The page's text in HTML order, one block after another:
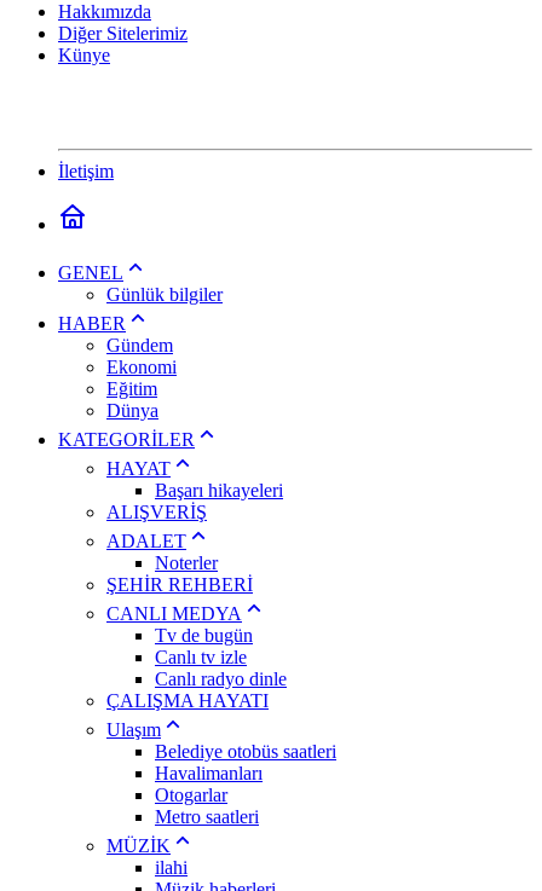
Hakkımızda
Diğer Sitelerimiz
Künye
İletişim
GENEL
Günlük bilgiler
HABER
Gündem
Ekonomi
Eğitim
Dünya
KATEGORİLER
HAYAT
Başarı hikayeleri
ALIŞVERİŞ
ADALET
Noterler
ŞEHİR REHBERİ
CANLI MEDYA
Tv de bugün
Canlı tv izle
Canlı radyo dinle
ÇALIŞMA HAYATI
Ulaşım
Belediye otobüs saatleri
Havalimanları
Otogarlar
Metro saatleri
MÜZİK
ilahi